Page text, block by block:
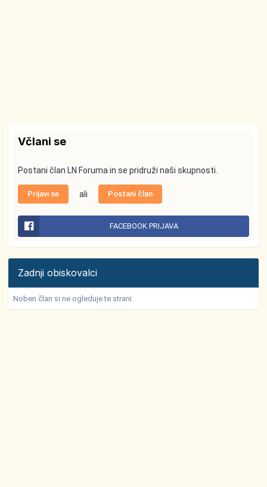
Včlani se
Postani član LN Foruma in se pridruži naši skupnosti.
Prijavi se ali Postani član
FACEBOOK PRIJAVA
Zadnji obiskovalci
Noben član si ne ogleduje te strani.